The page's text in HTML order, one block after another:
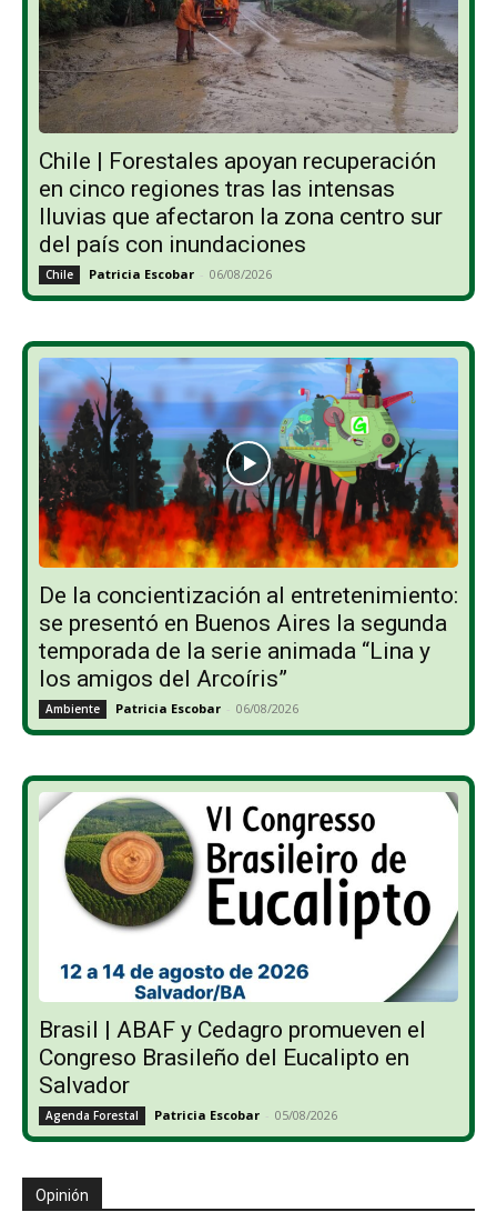
Chile | Forestales apoyan recuperación
en cinco regiones tras las intensas
lluvias que afectaron la zona centro sur
del país con inundaciones
Chile Patricia Escobar - 06/08/2026
De la concientización al entretenimiento:
se presentó en Buenos Aires la segunda
temporada de la serie animada “Lina y
los amigos del Arcoíris”
Ambiente Patricia Escobar - 06/08/2026
Brasil | ABAF y Cedagro promueven el
Congreso Brasileño del Eucalipto en
Salvador
Agenda Forestal Patricia Escobar - 05/08/2026
Opinión